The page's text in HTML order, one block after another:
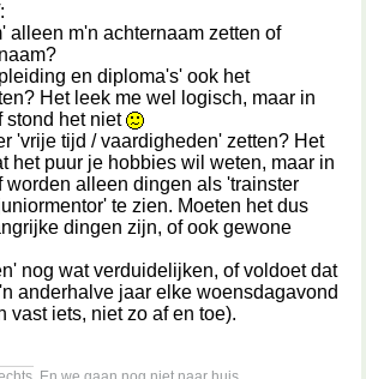
alleen m'n achternaam zetten of
en diploma's' ook het
Het leek me wel logisch, maar in
stond het niet
'vrije tijd / vaardigheden' zetten? Het
het puur je hobbies wil weten, maar in
worden alleen dingen als 'trainster
te zien. Moeten het dus
dingen zijn, of ook gewone
nog wat verduidelijken, of voldoet dat
anderhalve jaar elke woensdagavond
vast iets, niet zo af en toe).